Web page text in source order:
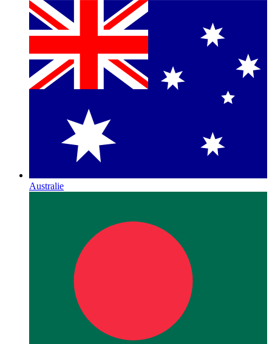
Australie